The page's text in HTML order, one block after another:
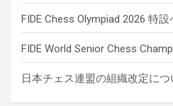
FIDE Chess Olympiad 2026 特
FIDE World Senior Chess
日本チェス連盟の組織改定につ